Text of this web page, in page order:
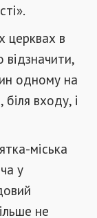
церквах в
відзначити,
одному на
входу, і
міська
у
не